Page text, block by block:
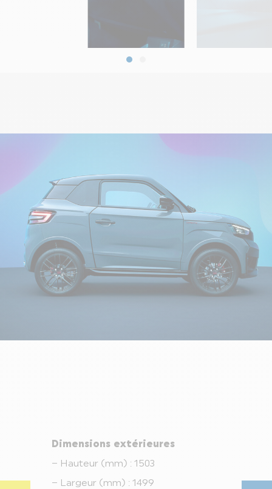
Dimensions extérieures
– Hauteur (mm) : 1503
– Largeur (mm) : 1499
155/